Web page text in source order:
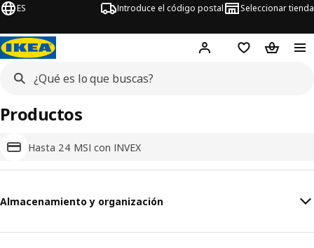
ES Introduce el código postal Seleccionar tienda
Hej! Inicia sesión o
Lista de la
Carrito
Hasta 24 MSI con INVEX
Productos
Almacenamiento y organización